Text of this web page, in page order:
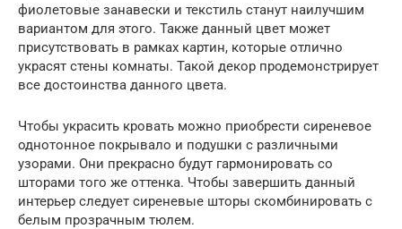
фиолетовые занавески и текстиль станут наилучшим
вариантом для этого. Также данный цвет может
присутствовать в рамках картин, которые отлично
украсят стены комнаты. Такой декор продемонстрирует
все достоинства данного цвета.
Чтобы украсить кровать можно приобрести сиреневое
однотонное покрывало и подушки с различными
узорами. Они прекрасно будут гармонировать со
шторами того же оттенка. Чтобы завершить данный
интерьер следует сиреневые шторы скомбинировать с
белым прозрачным тюлем.